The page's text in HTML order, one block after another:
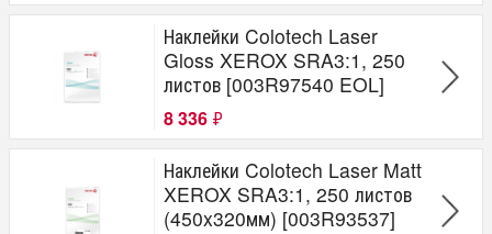
Наклейки Colotech Laser
Gloss XEROX SRA3:1, 250
листов [003R97540 EOL]
8 336 ₽
Наклейки Colotech Laser Matt
XEROX SRA3:1, 250 листов
(450x320мм) [003R93537]